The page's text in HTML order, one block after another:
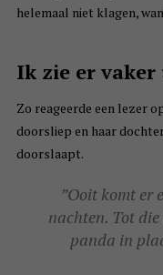
helemaal niet klagen,
Ik zie er
Zo reageerde een lezer
doorsliep en haar
doorslaapt.
”Ooit komt er
nachten. Tot
panda in